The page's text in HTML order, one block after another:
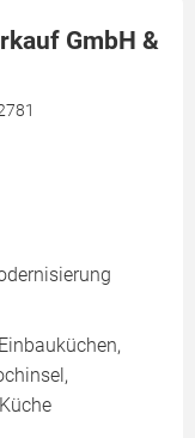
GmbH &